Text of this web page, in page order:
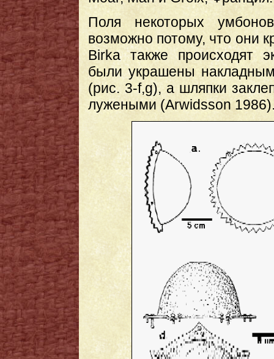
Поля некоторых
возможно потому, что они
Birka также происходят
были украшены
(рис. 3-f,g), а шляпки
лужеными (Arwidsson